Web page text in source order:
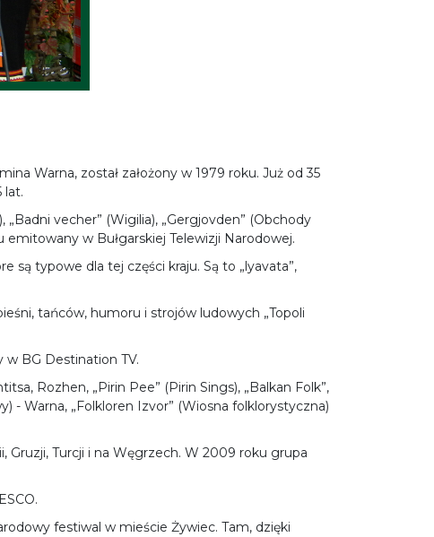
Warna, został założony w 1979 roku. Już od 35
lat.
vecher” (Wigilia), „Gergjovden” (Obchody
w Bułgarskiej Telewizji Narodowej.
typowe dla tej części kraju. Są to „lyavata”,
tańców, humoru i strojów ludowych „Topoli
BG Destination TV.
Rozhen, „Pirin Pee” (Pirin Sings), „Balkan Folk”,
- Warna, „Folkloren Izvor” (Wiosna folklorystyczna)
Turcji i na Węgrzech. W 2009 roku grupa
festiwal w mieście Żywiec. Tam, dzięki